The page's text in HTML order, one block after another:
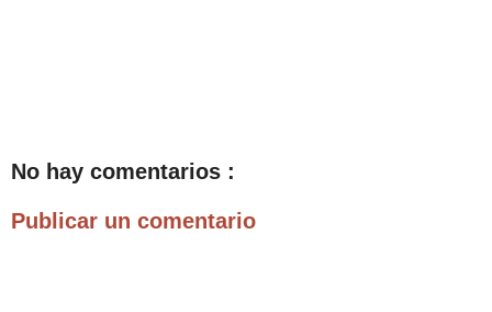
No hay comentarios :
Publicar un comentario